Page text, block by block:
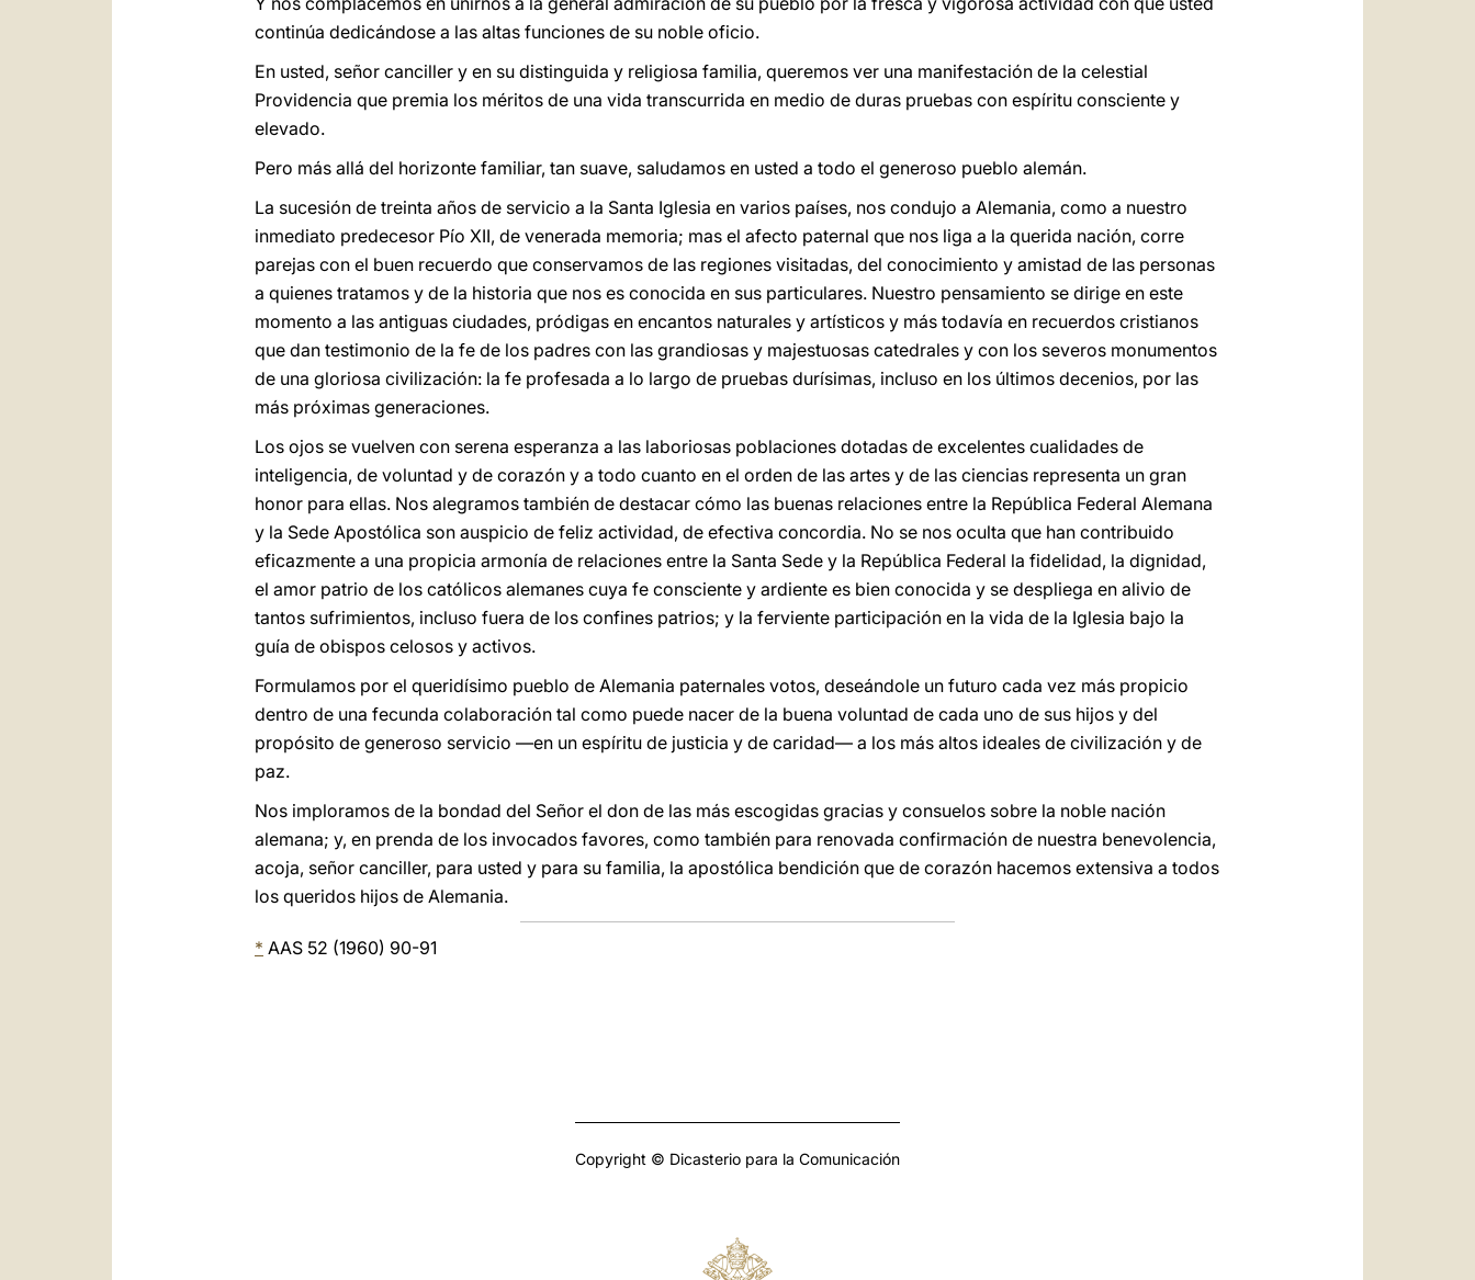
continúa dedicándose a las altas funciones de su noble oficio.
En usted, señor canciller y en su distinguida y religiosa familia, queremos ver una manifestación de la celestial
Providencia que premia los méritos de una vida transcurrida en medio de duras pruebas con espíritu consciente y
elevado.
Pero más allá del horizonte familiar, tan suave, saludamos en usted a todo el generoso pueblo alemán.
La sucesión de treinta años de servicio a la Santa Iglesia en varios países, nos condujo a Alemania, como a nuestro
inmediato predecesor Pío XII, de venerada memoria; mas el afecto paternal que nos liga a la querida nación, corre
parejas con el buen recuerdo que conservamos de las regiones visitadas, del conocimiento y amistad de las personas
a quienes tratamos y de la historia que nos es conocida en sus particulares. Nuestro pensamiento se dirige en este
momento a las antiguas ciudades, pródigas en encantos naturales y artísticos y más todavía en recuerdos cristianos
que dan testimonio de la fe de los padres con las grandiosas y majestuosas catedrales y con los severos monumentos
de una gloriosa civilización: la fe profesada a lo largo de pruebas durísimas, incluso en los últimos decenios, por las
más próximas generaciones.
Los ojos se vuelven con serena esperanza a las laboriosas poblaciones dotadas de excelentes cualidades de
inteligencia, de voluntad y de corazón y a todo cuanto en el orden de las artes y de las ciencias representa un gran
honor para ellas. Nos alegramos también de destacar cómo las buenas relaciones entre la República Federal Alemana
y la Sede Apostólica son auspicio de feliz actividad, de efectiva concordia. No se nos oculta que han contribuido
eficazmente a una propicia armonía de relaciones entre la Santa Sede y la República Federal la fidelidad, la dignidad,
el amor patrio de los católicos alemanes cuya fe consciente y ardiente es bien conocida y se despliega en alivio de
tantos sufrimientos, incluso fuera de los confines patrios; y la ferviente participación en la vida de la Iglesia bajo la
guía de obispos celosos y activos.
Formulamos por el queridísimo pueblo de Alemania paternales votos, deseándole un futuro cada vez más propicio
dentro de una fecunda colaboración tal como puede nacer de la buena voluntad de cada uno de sus hijos y del
propósito de generoso servicio —en un espíritu de justicia y de caridad— a los más altos ideales de civilización y de
paz.
Nos imploramos de la bondad del Señor el don de las más escogidas gracias y consuelos sobre la noble nación
alemana; y, en prenda de los invocados favores, como también para renovada confirmación de nuestra benevolencia,
acoja, señor canciller, para usted y para su familia, la apostólica bendición que de corazón hacemos extensiva a todos
los queridos hijos de Alemania.
* AAS 52 (1960) 90-91
Copyright © Dicasterio para la Comunicación